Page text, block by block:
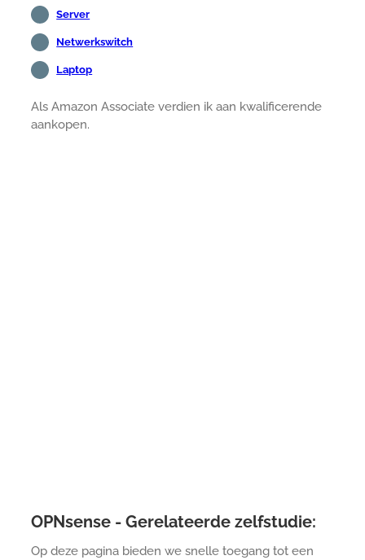
Server
Netwerkswitch
Laptop
Als Amazon Associate verdien ik aan kwalificerende
aankopen.
OPNsense - Gerelateerde zelfstudie:
Op deze pagina bieden we snelle toegang tot een